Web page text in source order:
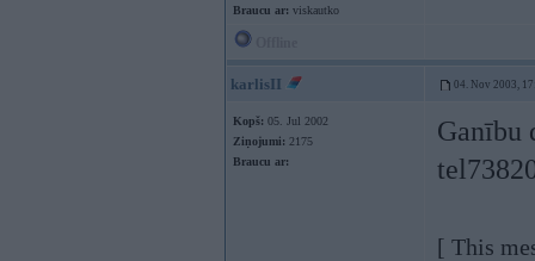
Braucu ar: viskautko
karlisII 04. Nov 2003,
Kopš: 05. Jul 2002
Ziņojumi: 2175
Braucu ar:
Ganību
[ This